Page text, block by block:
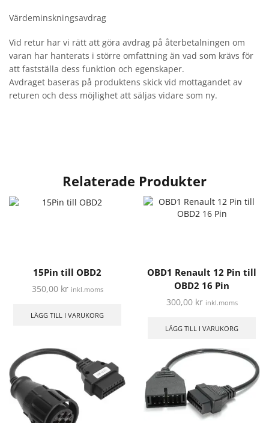
Värdeminskningsavdrag
Vid retur har vi rätt att göra avdrag på återbetalningen om
varan har hanterats i större omfattning än vad som krävs för
att fastställa dess funktion och egenskaper.
Avdraget baseras på produktens skick vid mottagandet av
returen och dess möjlighet att säljas vidare som ny.
Relaterade Produkter
15Pin till OBD2
350,00 kr inkl.moms
LÄGG TILL I VARUKORG
OBD1 Renault 12 Pin till
OBD2 16 Pin
300,00 kr inkl.moms
LÄGG TILL I VARUKORG